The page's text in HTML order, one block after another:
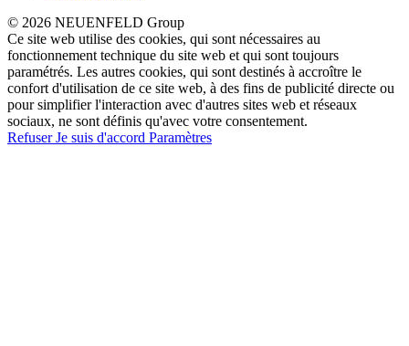
© 2026 NEUENFELD Group
Ce site web utilise des cookies, qui sont nécessaires au
fonctionnement technique du site web et qui sont toujours
paramétrés. Les autres cookies, qui sont destinés à accroître le
confort d'utilisation de ce site web, à des fins de publicité directe ou
pour simplifier l'interaction avec d'autres sites web et réseaux
sociaux, ne sont définis qu'avec votre consentement.
RefuserJe suis d'accord Paramètres